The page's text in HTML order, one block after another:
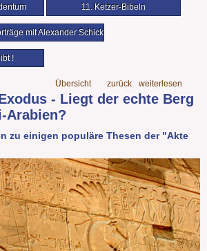
11. Ketzer-Bibeln
mit Alexander Schick
!
Übersicht zurück weiterlesen
- Liegt der echte Berg
Arabien?
zu einigen populäre Thesen der "Akte